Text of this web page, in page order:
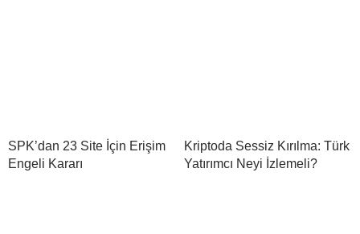
SPK’dan 23 Site İçin Erişim
Engeli Kararı
Kriptoda Sessiz Kırılma: Türk
Yatırımcı Neyi İzlemeli?